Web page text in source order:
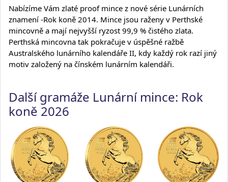
Nabízíme Vám zlaté proof mince z nové série Lunárních
znamení -Rok koně 2014. Mince jsou raženy v Perthské
mincovně a mají nejvyšší ryzost 99,9 % čistého zlata.
Perthská mincovna tak pokračuje v úspěšné ražbě
Australského lunárního kalendáře II, kdy každý rok razí jiný
motiv založený na čínském lunárním kalendáři.
Další gramáže Lunární mince: Rok
koně 2026